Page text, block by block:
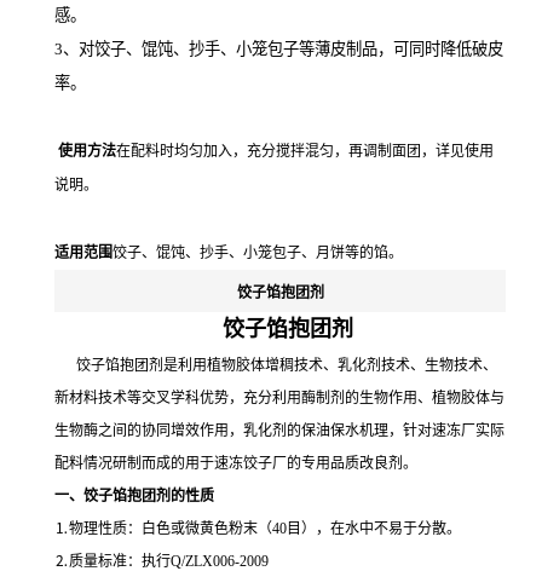
感。
3、对饺子、馄饨、抄手、小笼包子等薄皮制品，可同时降低破皮
率。
使用方法在配料时均匀加入，充分搅拌混匀，再调制面团，详见使用
说明。
适用范围饺子、馄饨、抄手、小笼包子、月饼等的馅。
饺子馅抱团剂
饺子馅抱团剂
饺子馅抱团剂是利用植物胶体增稠技术、乳化剂技术、生物技术、
新材料技术等交叉学科优势，充分利用酶制剂的生物作用、植物胶体与
生物酶之间的协同增效作用，乳化剂的保油保水机理，针对速冻厂实际
配料情况研制而成的用于速冻饺子厂的专用品质改良剂。
一、饺子馅抱团剂的性质
⒈物理性质：白色或微黄色粉末（40目），在水中不易于分散。
⒉质量标准：执行Q/ZLX006-2009